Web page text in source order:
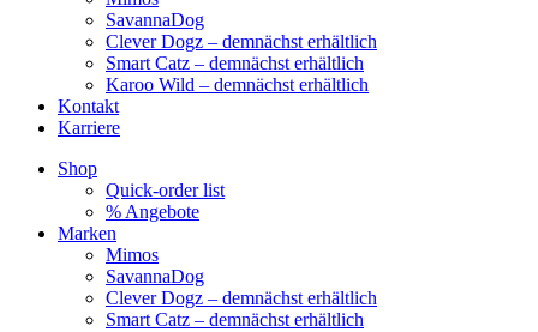
SavannaDog
Clever Dogz – demnächst erhältlich
Smart Catz – demnächst erhältlich
Karoo Wild – demnächst erhältlich
Kontakt
Karriere
Shop
Quick-order list
% Angebote
Marken
Mimos
SavannaDog
Clever Dogz – demnächst erhältlich
Smart Catz – demnächst erhältlich